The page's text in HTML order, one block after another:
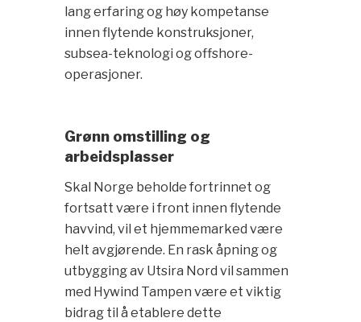
lang erfaring og høy kompetanse
innen flytende konstruksjoner,
subsea-teknologi og offshore-
operasjoner.
Grønn omstilling og
arbeidsplasser
Skal Norge beholde fortrinnet og
fortsatt være i front innen flytende
havvind, vil et hjemmemarked være
helt avgjørende. En rask åpning og
utbygging av Utsira Nord vil sammen
med Hywind Tampen være et viktig
bidrag til å etablere dette